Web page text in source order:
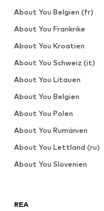
REA
About You Belgien (fr)
About You Frankrike
About You Kroatien
About You Schweiz (it)
About You Litauen
About You Belgien
About You Polen
About You Rumänien
About You Lettland (ru)
About You Slovenien